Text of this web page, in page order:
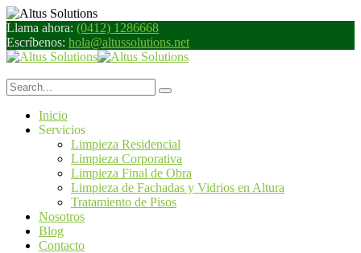
Llama ahora: (0412) 1286668
Escríbenos: hola@altussolutions.net
Inicio
Servicios
Limpieza Residencial
Limpieza Corporativa
Limpieza Final de Obra
Limpieza de Fachadas y Vidrios en Altura
Tratamiento de Pisos
Nosotros
Blog
Contacto